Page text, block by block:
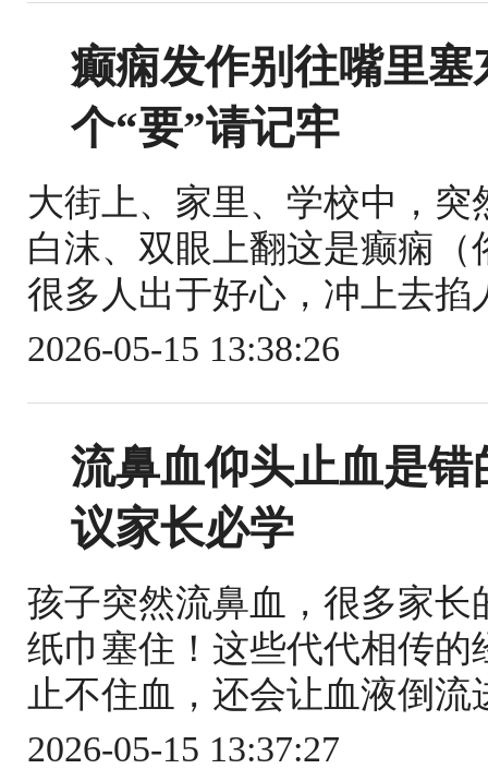
癫痫发作别往嘴里塞
个“要”请记牢
大街上、家里、学校中，
白沫、双眼上翻这是癫痫
很多人出于好心，冲上去
2026-05-15 13:38:26
流鼻血仰头止血是
议家长必学
孩子突然流鼻血，很多家
纸巾塞住！这些代代相传
止不住血，还会让血液倒
2026-05-15 13:37:27